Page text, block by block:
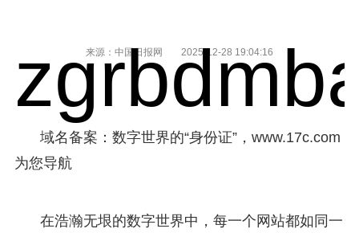
来源：中国日报网 2025-12-28 19:04:16
域名备案：数字世界的“身份证”，www.17c.com
为您导航
在浩瀚无垠的数字世界中，每一个网站都如同一